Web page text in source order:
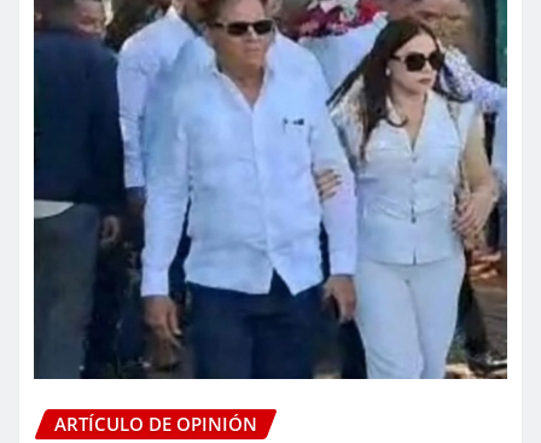
ARTÍCULO DE OPINIÓN